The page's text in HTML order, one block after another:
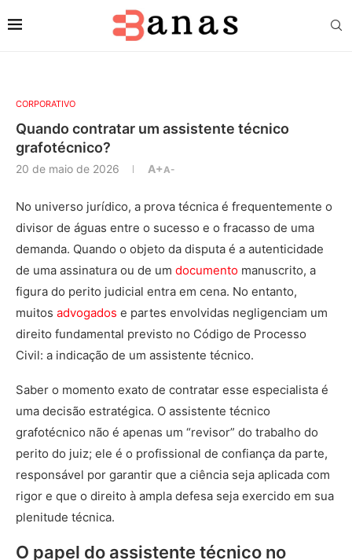
CORPORATIVO
Quando contratar um assistente técnico
grafotécnico?
20 de maio de 2026 A+A-
No universo jurídico, a prova técnica é frequentemente o
divisor de águas entre o sucesso e o fracasso de uma
demanda. Quando o objeto da disputa é a autenticidade
de uma assinatura ou de um documento manuscrito, a
figura do perito judicial entra em cena. No entanto,
muitos advogados e partes envolvidas negligenciam um
direito fundamental previsto no Código de Processo
Civil: a indicação de um assistente técnico.
Saber o momento exato de contratar esse especialista é
uma decisão estratégica. O assistente técnico
grafotécnico não é apenas um “revisor” do trabalho do
perito do juiz; ele é o profissional de confiança da parte,
responsável por garantir que a ciência seja aplicada com
rigor e que o direito à ampla defesa seja exercido em sua
plenitude técnica.
O papel do assistente técnico no